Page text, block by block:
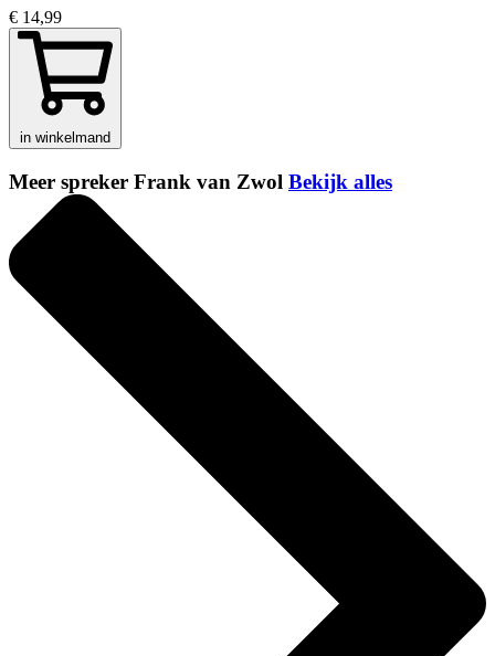
€ 14,99
in winkelmand
Meer spreker Frank van Zwol Bekijk alles